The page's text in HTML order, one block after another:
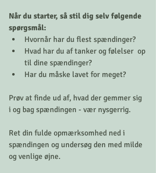
Når du starter, så stil dig selv følgende
spørgsmål:
Hvornår har du flest spændinger?
Hvad har du af tanker og følelser  op
til dine spændinger?
Har du måske lavet for meget?
Prøv at finde ud af, hvad der gemmer sig
i og bag spændingen - vær nysgerrig.
Ret din fulde opmærksomhed ned i
spændingen og undersøg den med milde
og venlige øjne.